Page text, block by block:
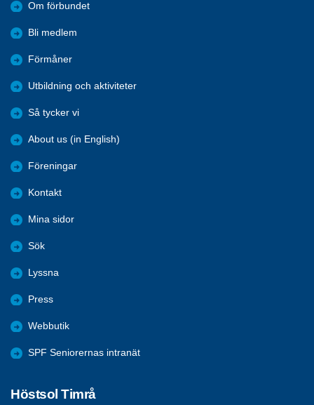
Om förbundet
Bli medlem
Förmåner
Utbildning och aktiviteter
Så tycker vi
About us (in English)
Föreningar
Kontakt
Mina sidor
Sök
Lyssna
Press
Webbutik
SPF Seniorernas intranät
Höstsol Timrå